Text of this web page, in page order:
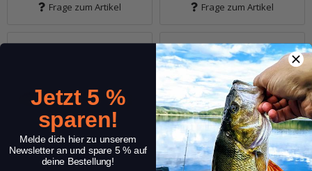
Frage zum Artikel Frage zum Artikel
Jetzt 5 %
sparen!
Melde dich hier zu unserem
Newsletter an und spare 5 % auf
deine Bestellung!